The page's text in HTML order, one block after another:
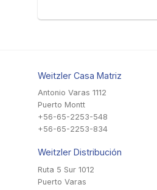
Weitzler Casa Matriz
Antonio Varas 1112
Puerto Montt
+56-65-2253-548
+56-65-2253-834
Weitzler Distribución
Ruta 5 Sur 1012
Puerto Varas